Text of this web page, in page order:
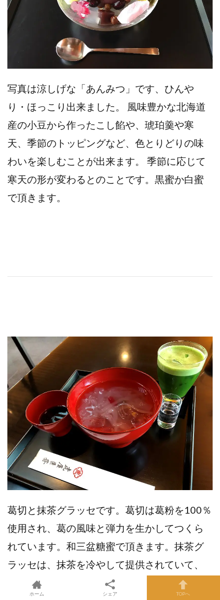
写真は涼しげな「あんみつ」です、ひんや
り・ほっこり出来ました。 風味豊かな北海道
産の小豆から作ったこし餡や、琥珀羹や寒
天、季節のトッピングなど、色とりどりの味
わいを楽しむことが出来ます。 季節に応じて
寒天の形が変わるとのことです。黒蜜か白蜜
で頂きます。
葛切と抹茶グラッセです。葛切は葛粉を100％
使用され、葛の風味と弾力を生かしてつくら
れています。和三盆糖蜜で頂きます。抹茶グ
ラッセは、抹茶を冷やして提供されていて、
お好みで白蜜を入れて頂きます。
ホーム シェア TOPへ